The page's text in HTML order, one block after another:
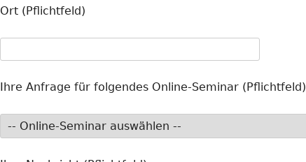
Ort (Pflichtfeld)
Ihre Anfrage für folgendes Online-Seminar (Pflichtfeld)